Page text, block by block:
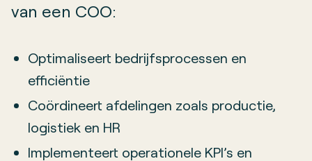
van een COO:
Optimaliseert bedrijfsprocessen en
efficiëntie
Coördineert afdelingen zoals productie,
logistiek en HR
Implementeert operationele KPI’s en